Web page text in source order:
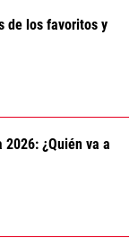
de los favoritos y
¿Quién va a